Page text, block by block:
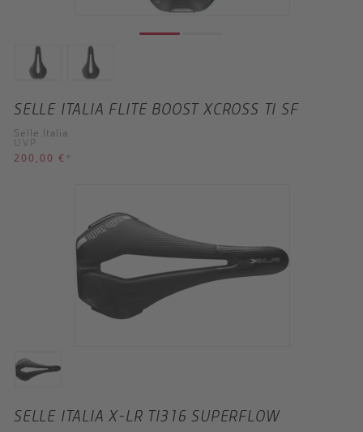
SELLE ITALIA FLITE BOOST XCROSS TI SF
Selle Italia
UVP
200,00 € *
SELLE ITALIA X-LR TI316 SUPERFLOW